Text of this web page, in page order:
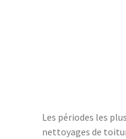
Les périodes les
nettoyages de